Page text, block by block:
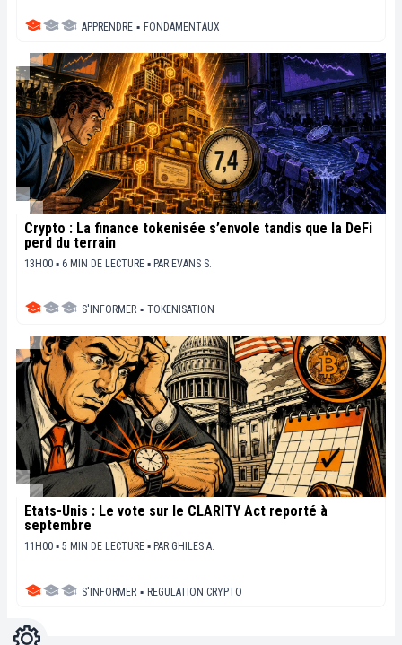
APPRENDRE ▪ FONDAMENTAUX
Crypto : La finance tokenisée s’envole tandis que la DeFi
perd du terrain
13H00 ▪ 6 MIN DE LECTURE ▪ PAR EVANS S.
S'INFORMER ▪ TOKENISATION
États-Unis : Le vote sur le CLARITY Act reporté à
septembre
11H00 ▪ 5 MIN DE LECTURE ▪ PAR GHILES A.
S'INFORMER ▪ REGULATION CRYPTO
Réglages